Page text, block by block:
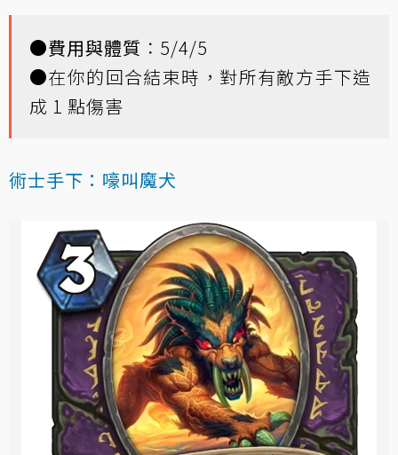
●費用與體質 ：5/4/5
●在你的回合結束時，對所有敵方手下造
成 1 點傷害
術士手下：嚎叫魔犬